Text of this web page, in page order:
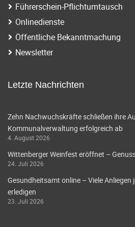
Führerschein-Pflichtumtausch
Onlinedienste
Öffentliche Bekanntmachung
Newsletter
Letzte Nachrichten
Zehn Nachwuchskräfte schließen ihre
Kommunalverwaltung erfolgreich ab
4. August 2026
Wittenberger Weinfest eröffnet –
24. Juli 2026
Gesundheitsamt online – Viele
erledigen
23. Juli 2026